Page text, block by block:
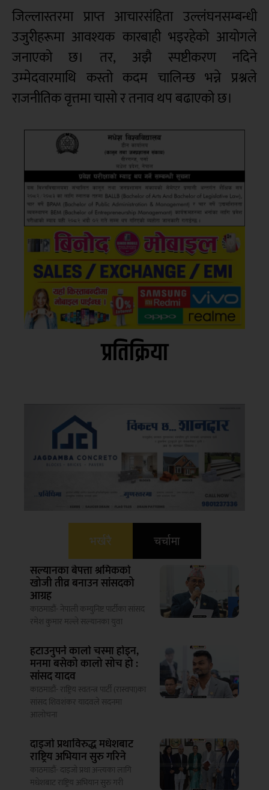
जिल्लास्तरमा प्राप्त आचारसंहिता उल्लंघनसम्बन्धी
उजुरीहरूमा आवश्यक कारबाही भइरहेको आयोगले
जनाएको छ। तर, अझै स्पष्टीकरण नदिने
उम्मेदवारमाथि कस्तो कदम चालिन्छ भन्ने प्रश्नले
राजनीतिक वृत्तमा चासो र तनाव थप बढाएको छ।
प्रतिक्रिया
भर्खरै चर्चामा
सल्यानका बेपत्ता श्रमिकको
खोजी तीव्र बनाउन सांसदको
आग्रह
काठमाडौं- नेपाली कम्युनिष्ट पार्टीका सांसद
रमेश कुमार मल्ले सल्यानका युवा
हटाउनुपर्ने कालो चस्मा होइन,
मनमा बसेको कालो सोच हो :
सांसद यादव
काठमाडौं- राष्ट्रिय स्वतन्त्र पार्टी (रास्वपा)का
सांसद शिवशंकर यादवले सदनमा
आलोचना
दाइजो प्रथाविरुद्ध मधेशबाट
राष्ट्रिय अभियान सुरु गरिने
काठमाडौं- दाइजो प्रथा अन्त्यका लागि
मधेशबाट राष्ट्रिय अभियान सुरु गरी